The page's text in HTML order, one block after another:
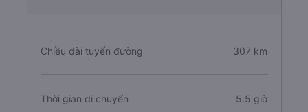
Chiều dài tuyến đường 307 km
Thời gian di chuyển 5.5 giờ